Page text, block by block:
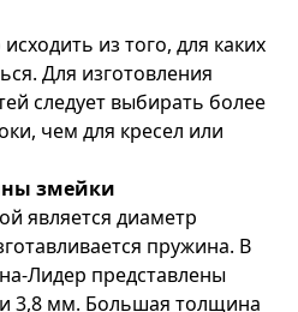
из того, для каких
Для изготовления
следует выбирать более
чем для кресел или
змейки
является диаметр
пружина. В
Лидер представлены
3,8 мм. Большая толщина